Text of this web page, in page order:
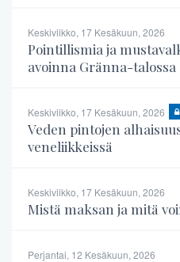
Keskiviikko, 17 Kesäkuun, 2026
Pointillismia ja
avoinna Gränna-talossa
Keskiviikko, 17 Kesäkuun, 2026
Veden pintojen
veneliikkeissä
Keskiviikko, 17 Kesäkuun, 2026
Mistä maksan ja mitä
Perjantai, 12 Kesäkuun, 2026